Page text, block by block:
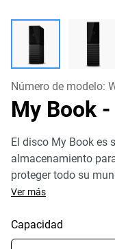
Número de modelo:
My Book -
El disco My Book es
almacenamiento
proteger todo su
Ver más
Capacidad